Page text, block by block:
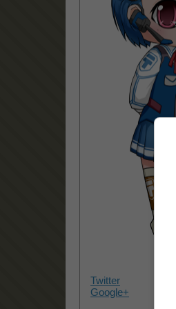
Twitter
Google+